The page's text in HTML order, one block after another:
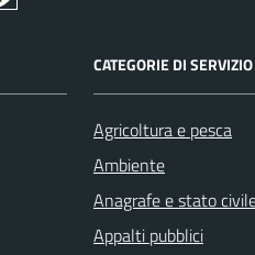
CATEGORIE DI SERVIZIO
Agricoltura e pesca
Ambiente
Anagrafe e stato
Appalti pubblici